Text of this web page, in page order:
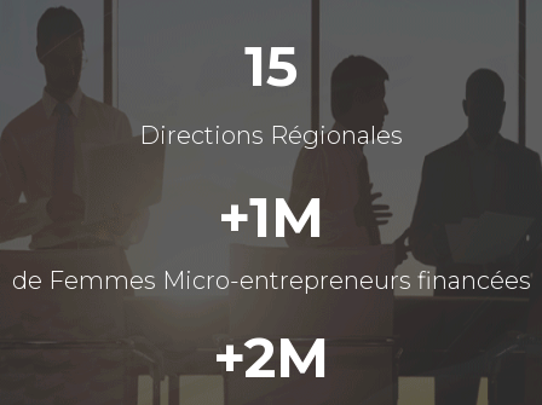
15
Directions Régionales
+1M
de Femmes Micro-entrepreneurs financées
+2M